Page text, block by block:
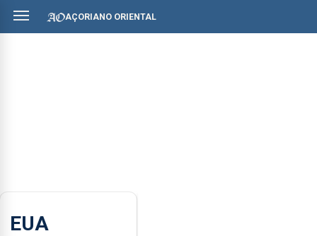
AÇORIANO ORIENTAL
EUA